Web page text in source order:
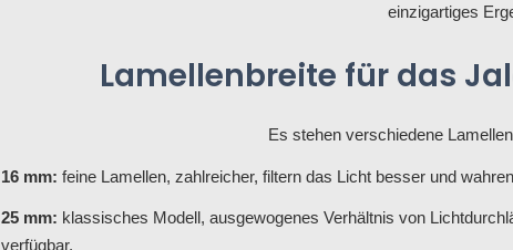
einzigartiges
Lamellenbreite für das
Es stehen verschiedene
16 mm: feine Lamellen, zahlreicher, filtern das Licht besser und
25 mm: klassisches Modell, ausgewogenes Verhältnis von
verfügbar.